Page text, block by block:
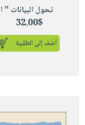
تحول البيانات " ا
32.00$
أضف إلى الطلبية